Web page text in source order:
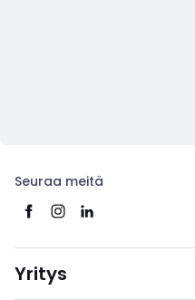
Seuraa meitä
Yritys